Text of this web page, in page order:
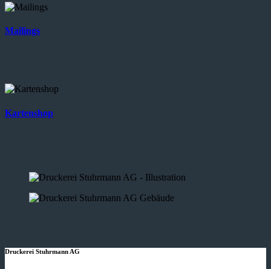
Mailings
Kartenshop
Druckerei Stuhrmann AG